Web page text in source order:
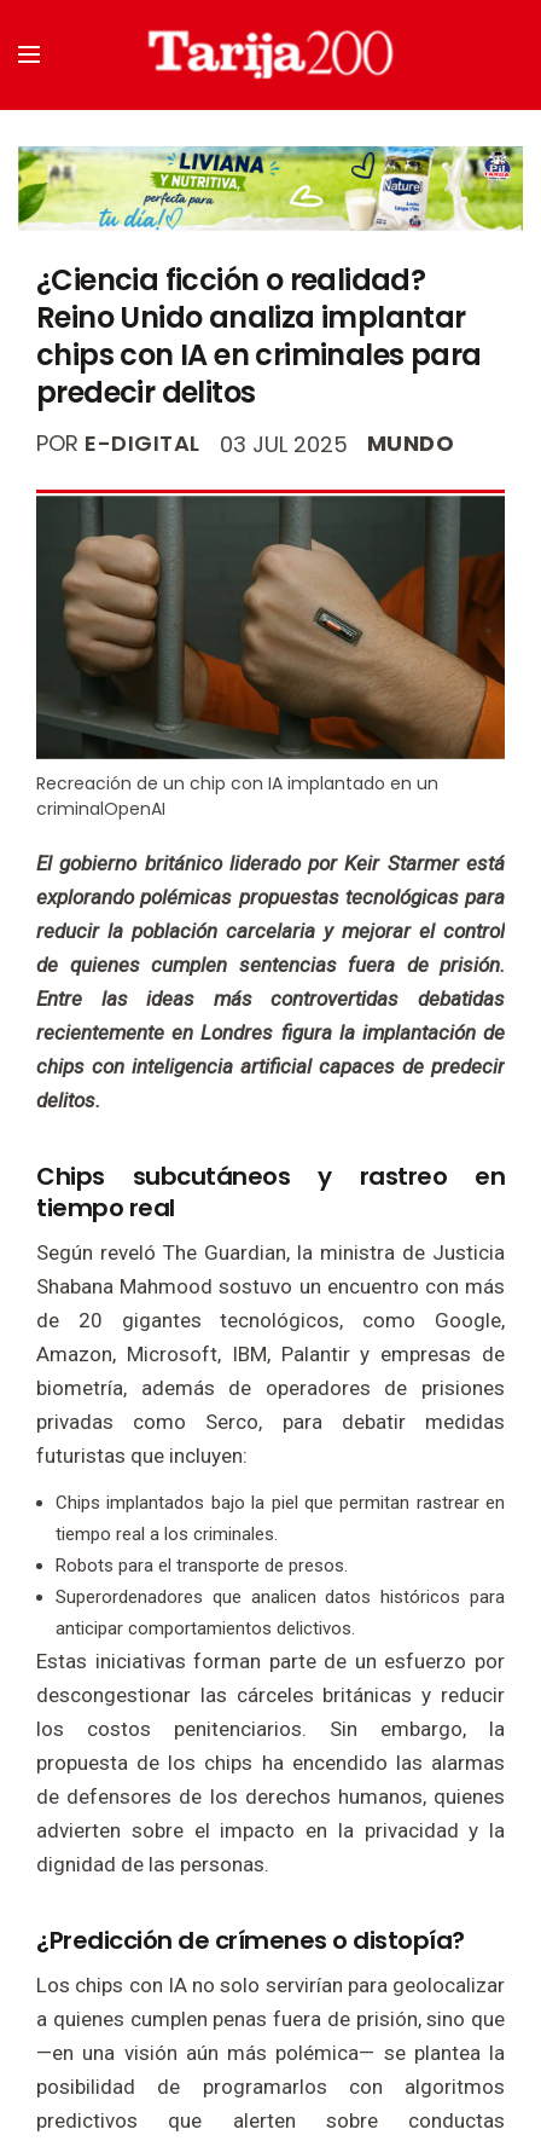
¿Ciencia ficción o realidad?
Reino Unido analiza implantar
chips con IA en criminales para
predecir delitos
POR E-DIGITAL 03 JUL 2025 MUNDO
Recreación de un chip con IA implantado en un
criminalOpenAI
El gobierno británico liderado por Keir Starmer está
explorando polémicas propuestas tecnológicas para
reducir la población carcelaria y mejorar el control
de quienes cumplen sentencias fuera de prisión.
Entre las ideas más controvertidas debatidas
recientemente en Londres figura la implantación de
chips con inteligencia artificial capaces de predecir
delitos.
Chips subcutáneos y rastreo en
tiempo real
Según reveló The Guardian, la ministra de Justicia
Shabana Mahmood sostuvo un encuentro con más
de 20 gigantes tecnológicos, como Google,
Amazon, Microsoft, IBM, Palantir y empresas de
biometría, además de operadores de prisiones
privadas como Serco, para debatir medidas
futuristas que incluyen:
Chips implantados bajo la piel que permitan rastrear en
tiempo real a los criminales.
Robots para el transporte de presos.
Superordenadores que analicen datos históricos para
anticipar comportamientos delictivos.
Estas iniciativas forman parte de un esfuerzo por
descongestionar las cárceles británicas y reducir
los costos penitenciarios. Sin embargo, la
propuesta de los chips ha encendido las alarmas
de defensores de los derechos humanos, quienes
advierten sobre el impacto en la privacidad y la
dignidad de las personas.
¿Predicción de crímenes o distopía?
Los chips con IA no solo servirían para geolocalizar
a quienes cumplen penas fuera de prisión, sino que
—en una visión aún más polémica— se plantea la
posibilidad de programarlos con algoritmos
predictivos que alerten sobre conductas